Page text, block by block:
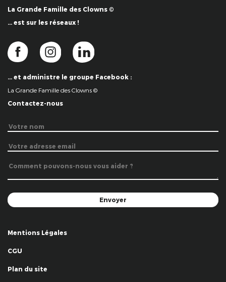
La Grande Famille des Clowns ©
… est sur les réseaux !
… et administre le groupe Facebook :
La Grande Famille des Clowns ©
Contactez-nous
Mentions Légales
CGU
Plan du site